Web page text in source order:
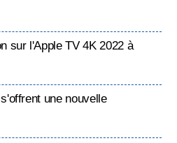
sur l'Apple TV 4K 2022 à
une nouvelle